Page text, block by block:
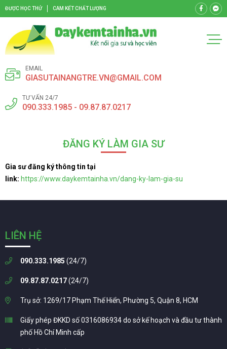
ĐƯỢC HỌC THỬ CAM KẾT CHẤT LƯỢNG
EMAIL
GIASUTAINANGTRE.VN@GMAIL.COM
TƯ VẤN 24/7
090.333.1985 - 09.87.87.0217
ĐĂNG KÝ LÀM GIA SƯ
Gia sư đăng ký thông tin tại
link: https://www.daykemtainha.vn/dang-ky-lam-gia-su
LIÊN HỆ
090.333.1985 (24/7)
09.87.87.0217(24/7)
Trụ sở: 1269/17 Phạm Thế Hiển, Phường 5, Quận 8, HCM
Giấy phép ĐKKD số 0316086934 do sở kế hoạch và đầu tư thành
phố Hồ Chí Minh cấp